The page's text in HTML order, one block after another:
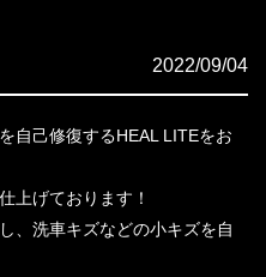
2022/09/04
己修復するHEAL LITEをお
上げております！
、洗車キズなどの小キズを自